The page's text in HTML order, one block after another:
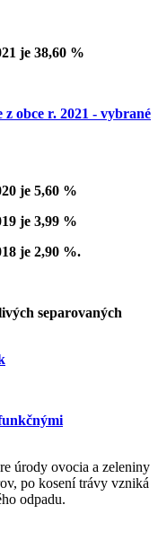
je 38,60 %
obce r. 2021 - vybrané
je 5,60 %
je 3,99 %
je 2,90 %.
separovaných
úrody ovocia a zeleniny
po kosení trávy vzniká
odpadu.